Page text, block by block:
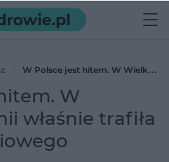
W Polsce jest hitem. W Wielkiej
jedzenia"
W
właśnie trafiła